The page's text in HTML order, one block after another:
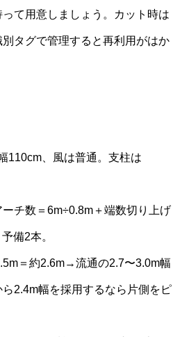
て用意しましょう。カット時は
タグで管理すると再利用がはか
110cm、風は普通。支柱は
ーチ数＝6m÷0.8m＋端数切り上げ
備2本。
＝約2.6m→流通の2.7〜3.0m幅
2.4m幅を採用するなら片側をピ